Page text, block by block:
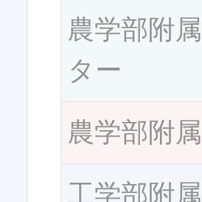
農学部附
ター
農学部附
工学部附